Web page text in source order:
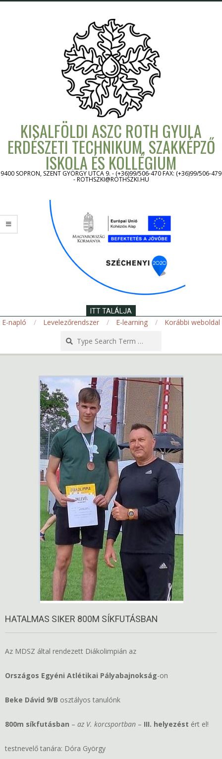
KISALFÖLDI ASZC ROTH GYULA
ERDÉSZETI TECHNIKUM, SZAKKÉPZŐ
ISKOLA ÉS KOLLÉGIUM
9400 SOPRON, SZENT GYÖRGY UTCA 9. - (+36)99/506-470 FAX: (+36)99/506-479
- ROTHSZKI@ROTHSZKI.HU
ITT TALÁLJA
E-napló Levelezőrendszer E-learning
Korábbi weboldal
HATALMAS SIKER 800M SÍKFUTÁSBAN
Az MDSZ által rendezett Diákolimpián az
Országos Egyéni Atlétikai Pályabajnokság-on
Beke Dávid 9/B osztályos tanulónk
800m síkfutásban – az V. korcsportban – III. helyezést ért el!
testnevelő tanára: Dóra György